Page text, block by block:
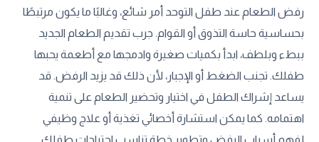
رفض الطعام عند طفل التوحد أمر شائع، وغالبًا ما يكون مرتبطًا
بحساسية حاسة التذوق أو القوام. جرب تقديم الطعام الجديد
ببطء وبلطف، ابدأ بكميات صغيرة وادمجها مع أطعمة يحبها
طفلك. تجنب الضغط أو الإجبار، لأن ذلك قد يزيد الرفض. قد
يساعد إشراك الطفل في اختيار وتحضير الطعام على تنمية
اهتمامه. كما يمكن استشارة أخصائي تغذية أو علاج وظيفي
لفهم أسباب الرفض وتطوير خطة تناسب احتياجات طفلك.